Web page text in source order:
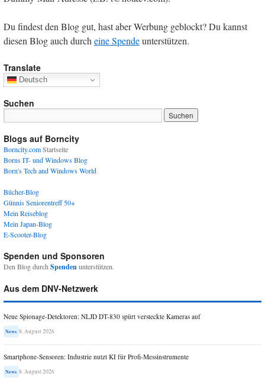
Du findest den Blog gut, hast aber Werbung geblockt? Du kannst
diesen Blog auch durcheine Spendeunterstützen.
Translate
Deutsch
Suchen
Blogs auf Borncity
Borncity.comStartseite
Borns IT- und Windows Blog
Born's Tech and Windows World
Bücher-Blog
Günnis Seniorentreff 50+
Mein Reiseblog
Mein Japan-Blog
E-Scooter-Blog
Spenden und Sponsoren
Den Blog durchSpendenunterstützen.
Aus dem DNV-Netzwerk
Neue Spionage-Detektoren: NLJD DT-830 spürt versteckte Kameras auf
News 8. August 2026
Smartphone-Sensoren: Industrie nutzt KI für Profi-Messinstrumente
News 8. August 2026